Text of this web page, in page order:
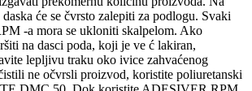
će se čvrsto zalepiti za podlogu. Svaki
-a mora se ukloniti skalpelom. Ako
na dasci poda, koji je ve ć lakiran,
lepljivu traku oko ivice zahvaćenog
ne očvrsli proizvod, koristite poliuretanski